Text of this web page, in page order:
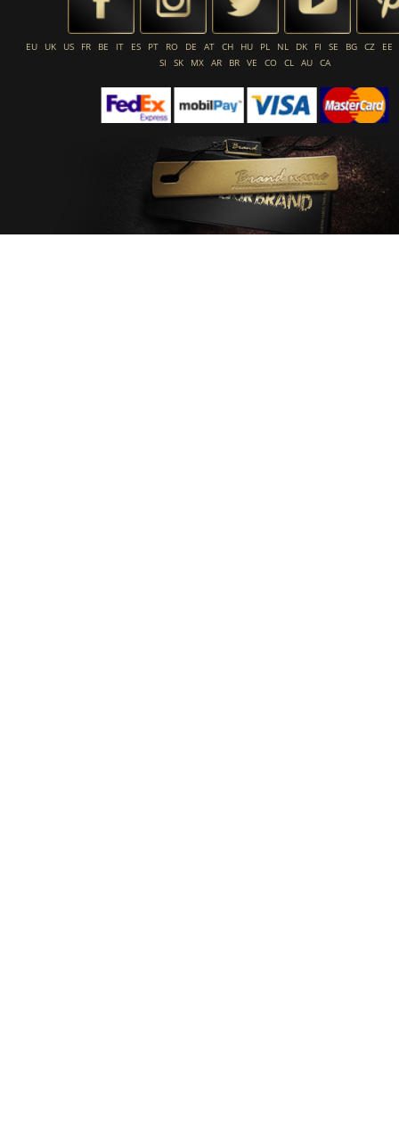
EU UK US FR BE IT ES PT RO DE AT CH HU PL NL DK FI SE BG CZ
EE
SI
SK MX AR BR VE CO CL AU CA